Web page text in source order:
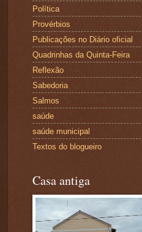
Política
Provérbios
Publicações no Diário oficial
Quadrinhas da Quinta-Feira
Reflexão
Sabedoria
Salmos
saúde
saúde municipal
Textos do blogueiro
Casa antiga